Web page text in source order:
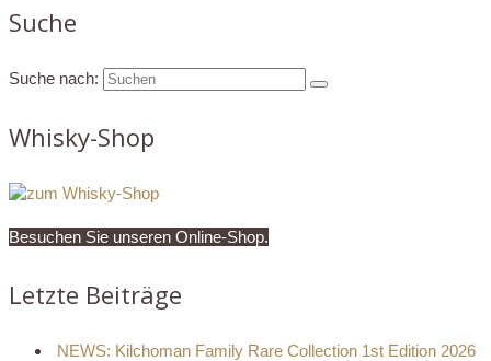
Suche
Suche nach:
Whisky-Shop
Besuchen Sie unseren Online-Shop.
Letzte Beiträge
NEWS: Kilchoman Family Rare Collection 1st Edition 2026